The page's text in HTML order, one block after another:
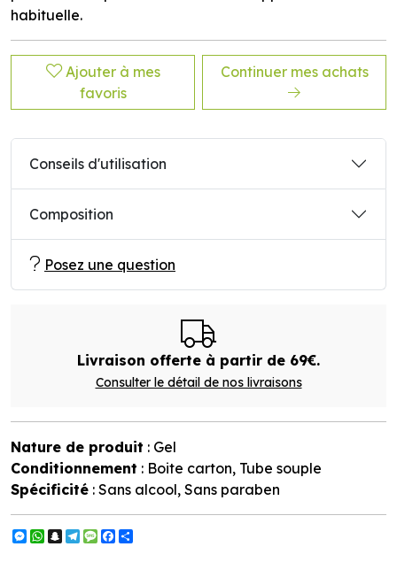
habituelle.
Ajouter à mes
favoris
Continuer mes achats
Conseils d'utilisation
Composition
Posez une question
Livraison offerte à partir de 69€.
Consulter le détail de nos livraisons
Nature de produit : Gel
Conditionnement : Boite carton, Tube souple
Spécificité : Sans alcool, Sans paraben
Messenger
WhatsApp
Snapchat
Telegram
Message
Facebook